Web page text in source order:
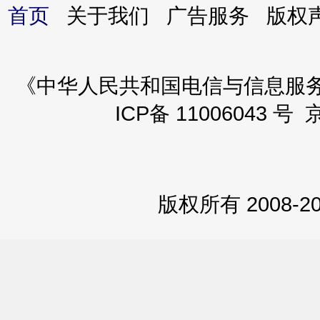
首页 关于我们 广告服务 版
《中华人民共和国电信与信息
ICP备 11006043 号
版权所有 2008-